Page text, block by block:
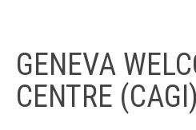
GENEVA
CENTRE (CAGI)